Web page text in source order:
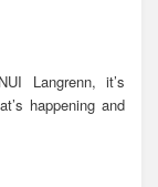
Langrenn, it’s
happening and